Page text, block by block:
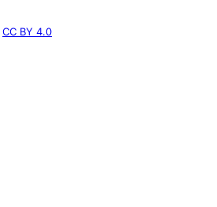
CC BY 4.0